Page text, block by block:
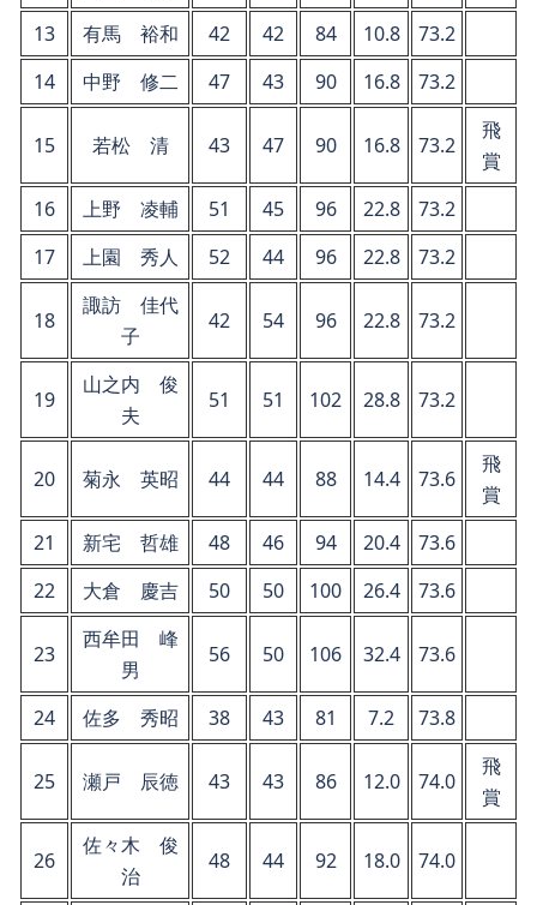
13
有馬 裕和 42 42 84 10.8
73.2
14
中野 修二 47 43 90 16.8 73.2
15 若松 清 43 47 90 16.8 73.2
飛
賞
16
上野 凌輔 51 45 96 22.8
73.2
17
上園 秀人 52 44 96 22.8 73.2
18
諏訪 佳代
子
42 54 96 22.8 73.2
19
山之内 俊
夫
51 51 102 28.8 73.2
20 菊永 英昭 44 44 88 14.4 73.6
飛
賞
21
新宅 哲雄 48 46 94 20.4
73.6
22
大倉 慶吉 50 50 100 26.4 73.6
23
西牟田 峰
男
56 50 106 32.4 73.6
24 佐多 秀昭 38 43 81 7.2 73.8
25 瀬戸 辰徳 43 43 86 12.0 74.0
飛
賞
26
佐々木 俊
治
48 44 92 18.0 74.0